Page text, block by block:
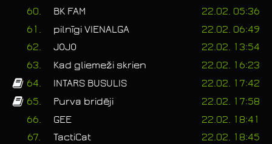
60.
BK FAM
22.02. 05:36
61.
pilnīgi VIENALGA
22.02. 06:49
62.
JOJO
22.02. 13:54
63.
Kad gliemeži skrien
22.02. 16:23
64.
INTARS BUSULIS
22.02. 17:42
65.
Purva bridēji
22.02. 17:58
66.
GEE
22.02. 18:41
67.
TactiCat
22.02. 18:45